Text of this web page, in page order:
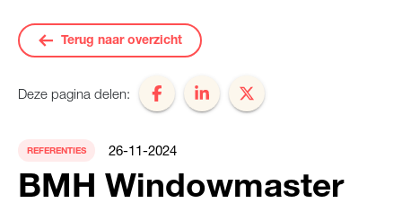
Terug naar overzicht
Deze pagina delen:
REFERENTIES 26-11-2024
BMH Windowmaster